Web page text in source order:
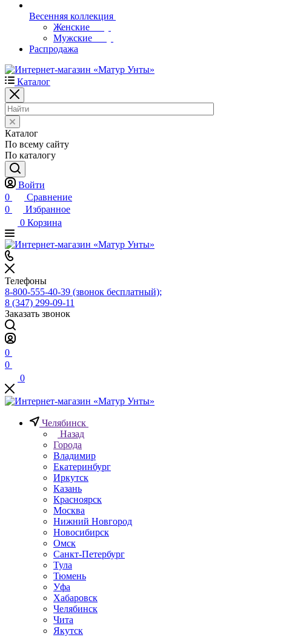
Весенняя коллекция
Женские
Мужские
Распродажа
Каталог
Каталог
По всему сайту
По каталогу
Войти
0
Сравнение
0
Избранное
0 Корзина
Телефоны
8-800-555-40-39 (звонок бесплатный);
8 (347) 299-09-11
Заказать звонок
0
0
0
Челябинск
Назад
Города
Владимир
Екатеринбург
Иркутск
Казань
Красноярск
Москва
Нижний Новгород
Новосибирск
Омск
Санкт-Петербург
Тула
Тюмень
Уфа
Хабаровск
Челябинск
Чита
Якутск